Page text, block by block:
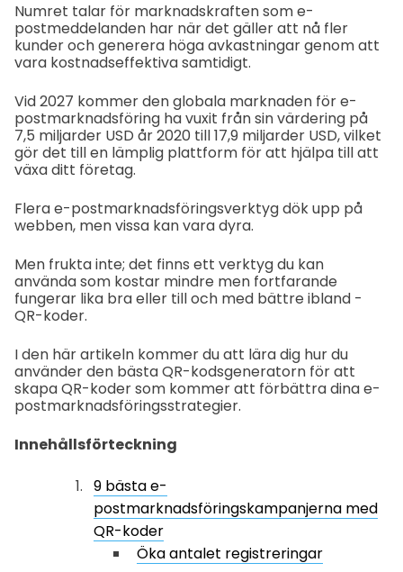
Numret talar för marknadskraften som e-
postmeddelanden har när det gäller att nå fler
kunder och generera höga avkastningar genom att
vara kostnadseffektiva samtidigt.
Vid 2027 kommer den globala marknaden för e-
postmarknadsföring ha vuxit från sin värdering på
7,5 miljarder USD år 2020 till 17,9 miljarder USD, vilket
gör det till en lämplig plattform för att hjälpa till att
växa ditt företag.
Flera e-postmarknadsföringsverktyg dök upp på
webben, men vissa kan vara dyra.
Men frukta inte; det finns ett verktyg du kan
använda som kostar mindre men fortfarande
fungerar lika bra eller till och med bättre ibland -
QR-koder.
I den här artikeln kommer du att lära dig hur du
använder den bästa QR-kodsgeneratorn för att
skapa QR-koder som kommer att förbättra dina e-
postmarknadsföringsstrategier.
Innehållsförteckning
9 bästa e-
postmarknadsföringskampanjerna med
QR-koder
Öka antalet registreringar